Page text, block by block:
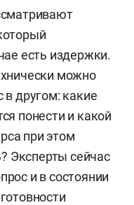
есть издержки.
можно
в другом: какие
понести и какой
при этом
Эксперты сейчас
и в состоянии